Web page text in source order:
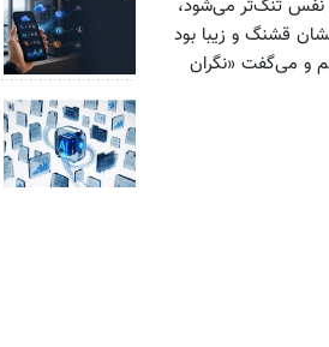
تنگ‌تر می‌شود،
قشنگ و زیبا بود
و می‌گفت «نگران